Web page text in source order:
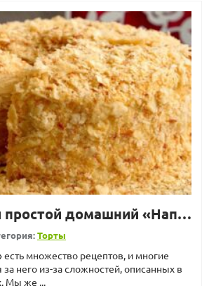
Недорогой и простой домашний «Наполеон»
Торты
есть множество рецептов, и многие
за него из-за сложностей, описанных в
Мы же ...